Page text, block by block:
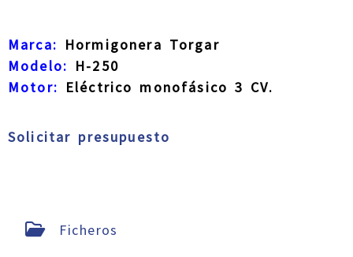
Marca: Hormigonera Torgar
Modelo: H-250
Motor: Eléctrico monofásico 3 CV.
Solicitar presupuesto
Ficheros